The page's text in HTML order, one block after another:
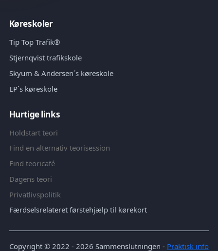
Køreskoler
Tip Top Trafik®
Stjernqvist trafikskole
Skyum & Andersen´s køreskole
EP´s køreskole
Hurtige links
Holdstart teori
Find en alternativ teorisession
Find teoricafé
Dagens teori
Privatlivspolitik
Færdselsrelateret førstehjælp til kørekort
Copyright © 2022 - 2026 Sammenslutningen - Praktisk info